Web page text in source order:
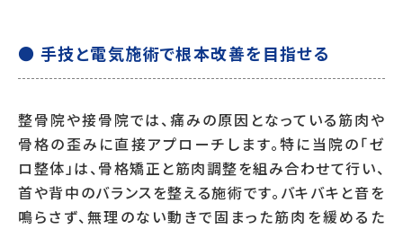
● 手技と電気施術で根本改善を目指せる
整骨院や接骨院では、痛みの原因となっている筋肉や
骨格の歪みに直接アプローチします。特に当院の「ゼ
ロ整体」は、骨格矯正と筋肉調整を組み合わせて行い、
首や背中のバランスを整える施術です。バキバキと音を
鳴らさず、無理のない動きで固まった筋肉を緩めるた